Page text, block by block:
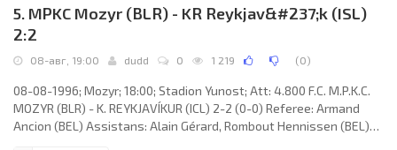
5. MPKC Mozyr (BLR) - KR Reykjav&#237;k (ISL)
2:2
08-авг, 19:00 dudd 0 1 219 (0)
08-08-1996; Mozyr; 18:00; Stadion Yunost; Att: 4.800 F.C. M.P.K.C.
MOZYR (BLR) - K. REYKJAVÍKUR (ICL) 2-2 (0-0) Referee: Armand
Ancion (BEL) Assistans: Alain Gérard, Rombout Hennissen (BEL)